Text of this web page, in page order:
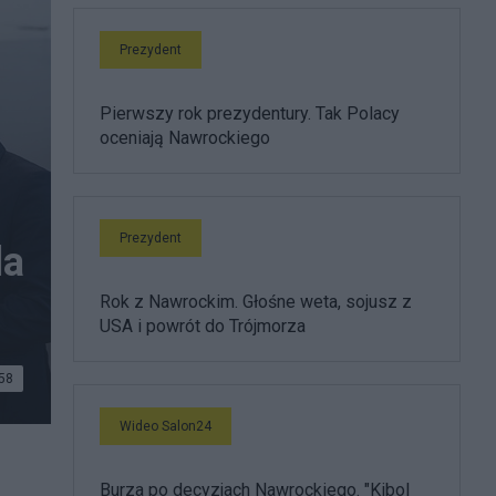
58
Prezydent
Pierwszy rok prezydentury. Tak Polacy
oceniają Nawrockiego
Prezydent
Rok z Nawrockim. Głośne weta, sojusz z
USA i powrót do Trójmorza
Wideo Salon24
Burza po decyzjach Nawrockiego. "Kibol